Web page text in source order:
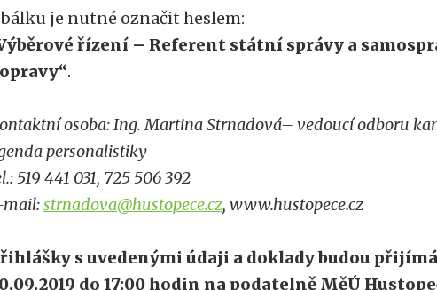
je nutné označit heslem:
řízení – Referent státní správy a
.
osoba: Ing. Martina Strnadová– vedoucí odboru
personalistiky
519 441 031, 725 506 392
mail:strnadova@hustopece.cz, www.hustopece.cz
s uvedenými údaji a doklady budou
do 17:00 hodin na podatelně MěÚ